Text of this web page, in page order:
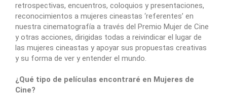
retrospectivas, encuentros, coloquios y presentaciones,
reconocimientos a mujeres cineastas ‘referentes’ en
nuestra cinematografía a través del Premio Mujer de Cine
y otras acciones, dirigidas todas a reivindicar el lugar de
las mujeres cineastas y apoyar sus propuestas creativas
y su forma de ver y entender el mundo.
¿Qué tipo de películas encontraré en Mujeres de
Cine?